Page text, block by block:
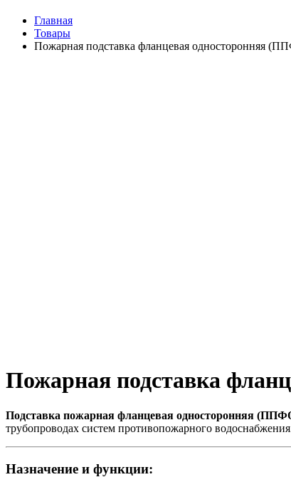
Главная
Товары
Пожарная подставка фланцевая односторонняя
Пожарная подставка
Подставка пожарная фланцевая односторонняя
трубопроводах систем противопожарного
Назначение и функции: